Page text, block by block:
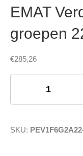
EMAT
groepen
€285,26
EMAT
Verdeelkast
Fase
220x330mm
SKU: